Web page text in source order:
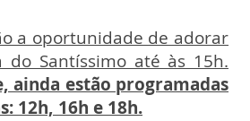
a oportunidade de adorar
do Santíssimo até às 15h.
ainda estão programadas
12h, 16h e 18h.